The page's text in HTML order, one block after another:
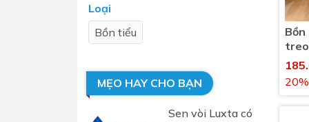
Máy sấy tay
Nắp bồn cầu
mặt trời
20%
Loại
Bồn tiểu
MẸO HAY CHO BẠN
Sen vòi Luxta có